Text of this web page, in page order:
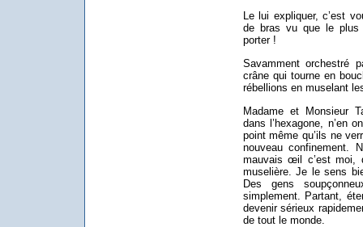
Le lui expliquer, c’est
de bras vu que le plus
porter !
Savamment orchestré
crâne qui tourne en
rébellions en muselant
Madame et Monsieur
dans l’hexagone, n’en
point même qu’ils ne
nouveau confinement.
mauvais œil c’est moi,
muselière. Je le sens
Des gens
simplement. Partant,
devenir sérieux
de tout le monde.